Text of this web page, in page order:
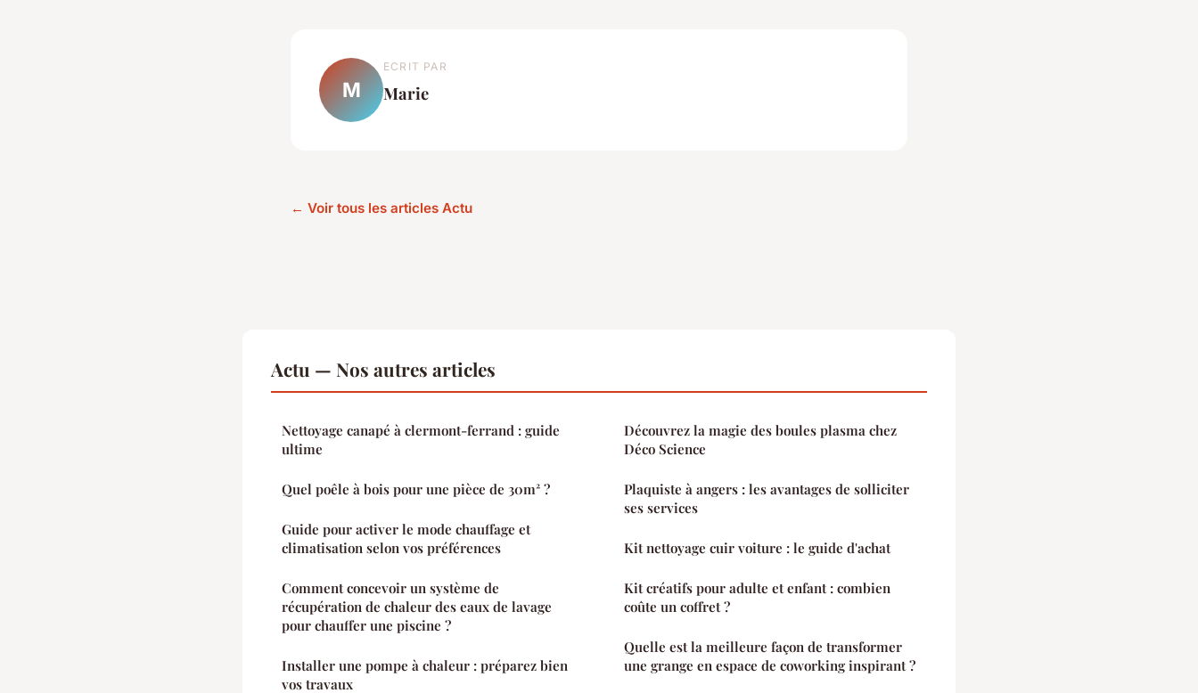
M
ECRIT PAR
Marie
← Voir tous les articles Actu
Actu — Nos autres articles
Nettoyage canapé à clermont-ferrand : guide
ultime
Quel poêle à bois pour une pièce de 30m² ?
Guide pour activer le mode chauffage et
climatisation selon vos préférences
Comment concevoir un système de
récupération de chaleur des eaux de lavage
pour chauffer une piscine ?
Installer une pompe à chaleur : préparez bien
vos travaux
Découvrez la magie des boules plasma chez
Déco Science
Plaquiste à angers : les avantages de solliciter
ses services
Kit nettoyage cuir voiture : le guide d'achat
Kit créatifs pour adulte et enfant : combien
coûte un coffret ?
Quelle est la meilleure façon de transformer
une grange en espace de coworking inspirant ?